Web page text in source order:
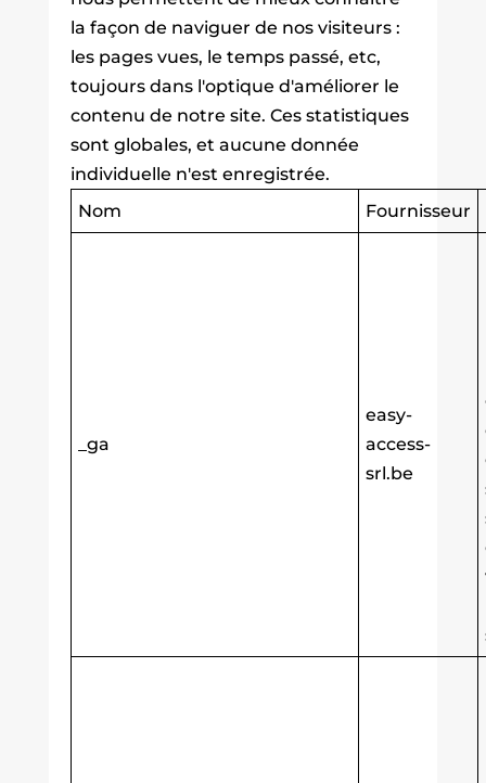
la façon de naviguer de nos visiteurs :
les pages vues, le temps passé, etc,
toujours dans l'optique d'améliorer le
contenu de notre site. Ces statistiques
sont globales, et aucune donnée
individuelle n'est enregistrée.
Nom
Fournisseur
_ga
easy-
access-
srl.be